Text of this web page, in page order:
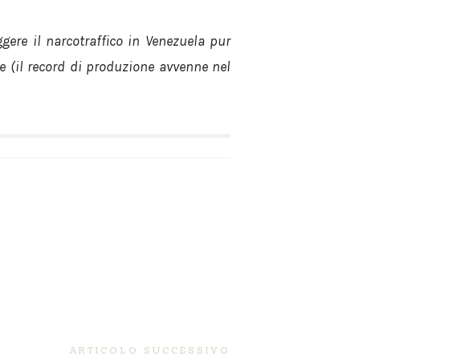
il narcotraffico in Venezuela pur
record di produzione avvenne nel
ARTICOLO SUCCESSIVO